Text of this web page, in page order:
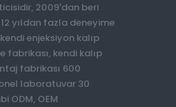
2009'dan beri
yıldan fazla deneyime
enjeksiyon kalıp
fabrikası, kendi kalıp
fabrikası 600
laboratuvar 30
ODM, OEM